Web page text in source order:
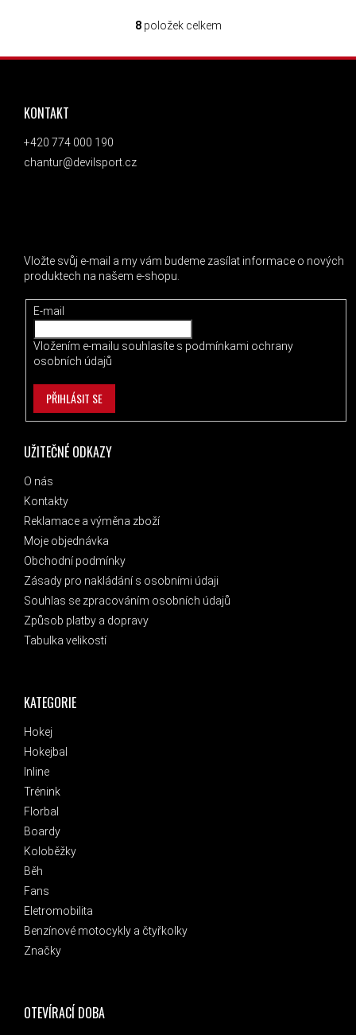
OVLÁDACÍ PRVKY VÝPISU
8položek celkem
ZÁPATÍ
KATEGORIE
Hokej
Hokejbal
Inline
Trénink
Florbal
Boardy
Koloběžky
Běh
Fans
Eletromobilita
Benzínové motocykly a čtyřkolky
Značky
UŽITEČNÉ ODKAZY
O nás
Kontakty
Reklamace a výměna zboží
Moje objednávka
Obchodní podmínky
Zásady pro nakládání s osobními údaji
Souhlas se zpracováním osobních údajů
Způsob platby a dopravy
Tabulka velikostí
OTEVÍRACÍ DOBA
KONTAKT
+420 774 000 190
chantur@devilsport.cz
Vložte svůj e-mail a my vám budeme zasílat informace o nových
produktech na našem e-shopu.
E-mail
Vložením e-mailu souhlasíte s podmínkami ochrany
osobních údajů
PŘIHLÁSIT SE